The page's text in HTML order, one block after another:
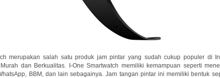
merupakan salah satu produk jam pintar yang sudah cukup populer di
dan Berkualitas. I-One Smartwatch memiliki kemampuan seperti
BBM, dan lain sebagainya. Jam tangan pintar ini memiliki bentuk